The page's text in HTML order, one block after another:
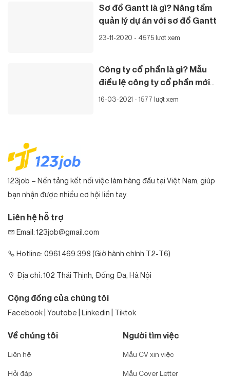
Sơ đồ Gantt là gì? Nâng tầm
quản lý dự án với sơ đồ Gantt
23-11-2020 - 4575 lượt xem
Công ty cổ phần là gì? Mẫu
điều lệ công ty cổ phần mới
nhất
16-03-2021 - 1577 lượt xem
123job – Nền tảng kết nối việc làm hàng đầu tại Việt Nam, giúp
bạn nhận được nhiều cơ hội liền tay.
Liên hệ hỗ trợ
Email: 123job@gmail.com
Hotline: 0961.469.398 (Giờ hành chính T2-T6)
Địa chỉ: 102 Thái Thịnh, Đống Đa, Hà Nội
Cộng đồng của chúng tôi
Facebook|Youtobe|Linkedin| Tiktok
Về chúng tôi
Liên hệ
Hỏi đáp
Người tìm việc
Mẫu CV xin việc
Mẫu Cover Letter